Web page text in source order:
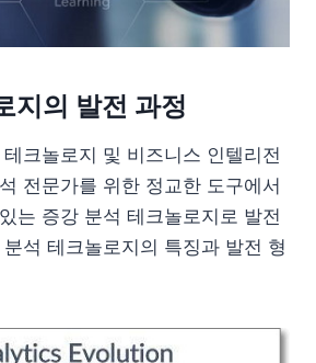
지의 발전 과정
크놀로지 및 비즈니스 인텔리전
전문가를 위한 정교한 도구에서
는 증강 분석 테크놀로지로 발전
석 테크놀로지의 특징과 발전 형